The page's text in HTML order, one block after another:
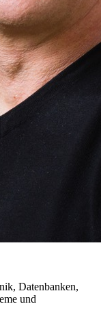
Datenbanken,
und